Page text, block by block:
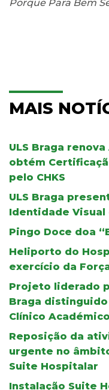
Porque Para Bem
MAIS
ULS Braga
obtém
pelo CHKS
ULS Braga
Identidade Visual
Pingo Doce doa
Heliporto do
exercício da
Projeto liderado
Braga
Clínico
Reposição da
urgente no
Suite Hospitalar
Instalação Suite